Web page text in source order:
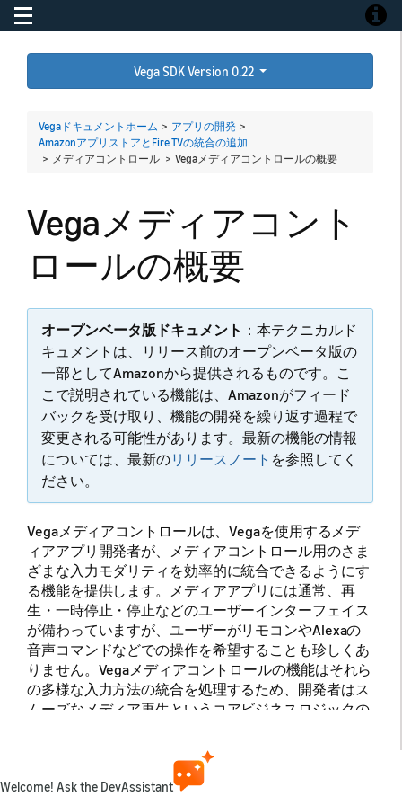
Toggle navigation
Vega SDK Version 0.22
Vegaドキュメントホーム > アプリの開発 >
AmazonアプリストアとFire TVの統合の追加
> メディアコントロール > Vegaメディアコントロールの概要
Vegaメディアコント
ロールの概要
オープンベータ版ドキュメント ：本テクニカルド
キュメントは、リリース前のオープンベータ版の
一部としてAmazonから提供されるものです。こ
こで説明されている機能は、Amazonがフィード
バックを受け取り、機能の開発を繰り返す過程で
変更される可能性があります。最新の機能の情報
については、最新のリリースノート を参照してく
ださい。
Vegaメディアコントロールは、Vegaを使用するメデ
ィアアプリ開発者が、メディアコントロール用のさま
ざまな入力モダリティを効率的に統合できるようにす
る機能を提供します。メディアアプリには通常、再
生・一時停止・停止などのユーザーインターフェイス
が備わっていますが、ユーザーがリモコンやAlexaの
音声コマンドなどでの操作を希望することも珍しくあ
りません。Vegaメディアコントロールの機能はそれら
の多様な入力方法の統合を処理するため、開発者はス
ムーズなメディア再生というコアビジネスロジックの
ールには、アプリが再生や一時停止などのコマンドを
特定のメディアアプリまたは現在フォーカスのあるメ
ディアアプリに送信できるクライアントメソッドも用
Welcome! Ask the DevAssistant